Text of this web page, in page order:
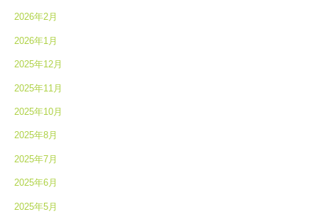
2026年2月
2026年1月
2025年12月
2025年11月
2025年10月
2025年8月
2025年7月
2025年6月
2025年5月